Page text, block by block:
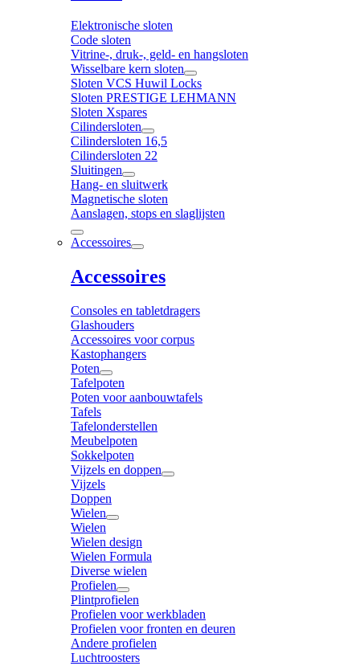
Elektronische sloten
Code sloten
Vitrine-, druk-, geld- en hangsloten
Wisselbare kern sloten
Sloten VCS Huwil Locks
Sloten PRESTIGE LEHMANN
Sloten Xspares
Cilindersloten
Cilindersloten 16,5
Cilindersloten 22
Sluitingen
Hang- en sluitwerk
Magnetische sloten
Aanslagen, stops en slaglijsten
Accessoires
Accessoires
Consoles en tabletdragers
Glashouders
Accessoires voor corpus
Kastophangers
Poten
Tafelpoten
Poten voor aanbouwtafels
Tafels
Tafelonderstellen
Meubelpoten
Sokkelpoten
Vijzels en doppen
Vijzels
Doppen
Wielen
Wielen
Wielen design
Wielen Formula
Diverse wielen
Profielen
Plintprofielen
Profielen voor werkbladen
Profielen voor fronten en deuren
Andere profielen
Luchtroosters